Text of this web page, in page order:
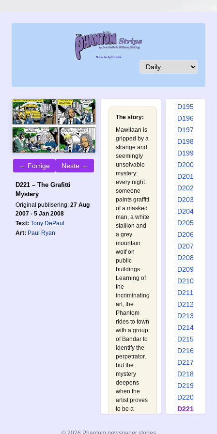
← Forrige Neste →
D221 – The Grafitti
Mystery
Original publisering: 27 Aug
2007 - 5 Jan 2008
Text: Tony DePaul
Art: Paul Ryan
The story:
Mawitaan is
gripped by a
strange and
seemingly
unsolvable
mystery:
every night
someone
paints graffiti
of a masked
man, a white
stallion and
a grey
mountain
wolf on
public
buildings.
Learning of
the
incriminating
art, the
Phantom
rides to town
with a group
of Bandar to
identify the
perpetrator,
but the
mystery
deepens
when the
artist proves
to be a
D188
D191
D195
D196
D197
D198
D199
D200
D201
D202
D203
D204
D205
D206
D207
D208
D209
D210
D211
D212
D213
D214
D215
D216
D217
D218
D219
D220
D221